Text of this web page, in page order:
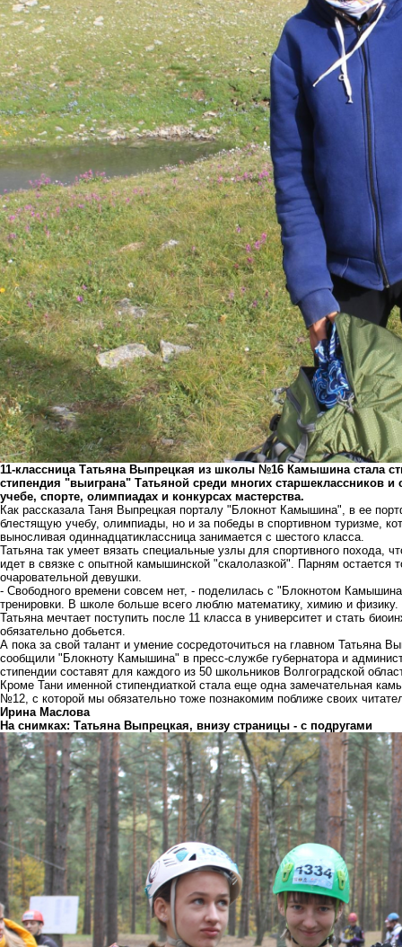
11-классница Татьяна Выпрецкая из школы №16 Камышина стала
стипендия "выиграна" Татьяной среди многих старшеклассников и
учебе, спорте, олимпиадах и конкурсах мастерства.
Как рассказала Таня Выпрецкая порталу "Блокнот Камышина", в ее
блестящую учебу, олимпиады, но и за победы в спортивном туризме,
выносливая одиннадцатиклассница занимается с шестого класса.
Татьяна так умеет вязать специальные узлы для спортивного похода,
идет в связке с опытной камышинской "скалолазкой". Парням остается
очаровательной девушки.
- Свободного времени совсем нет, - поделилась с "Блокнотом
тренировки. В школе больше всего люблю математику, химию и физику.
Татьяна мечтает поступить после 11 класса в университет и стать
обязательно добьется.
А пока за свой талант и умение сосредоточиться на главном Татьяна
сообщили "Блокноту Камышина" в пресс-службе губернатора и
стипендии составят для каждого из 50 школьников Волгоградской
Кроме Тани именной стипендиаткой стала еще одна замечательная
№12, с которой мы обязательно тоже познакомим поближе своих
Ирина Маслова
На снимках: Татьяна Выпрецкая, внизу страницы - с подругами